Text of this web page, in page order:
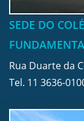
SEDE DO
Rua Duarte da
Tel. 11 3636-